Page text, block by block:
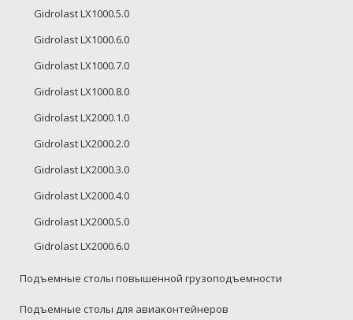
Gidrolast LX1000.5.0
Gidrolast LX1000.6.0
Gidrolast LX1000.7.0
Gidrolast LX1000.8.0
Gidrolast LX2000.1.0
Gidrolast LX2000.2.0
Gidrolast LX2000.3.0
Gidrolast LX2000.4.0
Gidrolast LX2000.5.0
Gidrolast LX2000.6.0
Подъемные столы повышенной грузоподъемности
Подъемные столы для авиаконтейнеров